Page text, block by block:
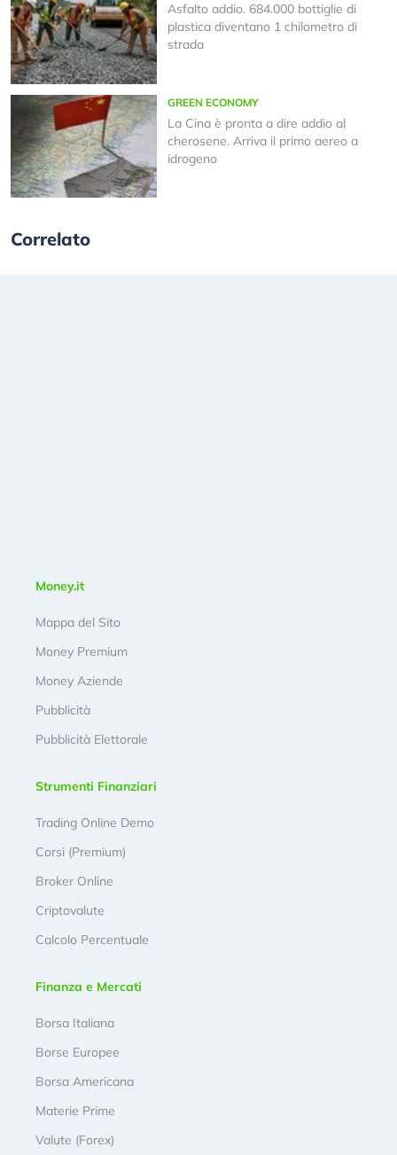
Asfalto addio. 684.000 bottiglie di
plastica diventano 1 chilometro di
strada
GREEN ECONOMY
La Cina è pronta a dire addio al
cherosene. Arriva il primo aereo a
idrogeno
Correlato
Money.it
Mappa del Sito
Money Premium
Money Aziende
Pubblicità
Pubblicità Elettorale
Strumenti Finanziari
Trading Online Demo
Corsi (Premium)
Broker Online
Criptovalute
Calcolo Percentuale
Finanza e Mercati
Borsa Italiana
Borse Europee
Borsa Americana
Materie Prime
Valute (Forex)